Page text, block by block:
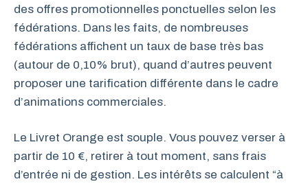
des offres promotionnelles ponctuelles selon les
fédérations. Dans les faits, de nombreuses
fédérations affichent un taux de base très bas
(autour de 0,10% brut), quand d’autres peuvent
proposer une tarification différente dans le cadre
d’animations commerciales.
Le Livret Orange est souple. Vous pouvez verser à
partir de 10 €, retirer à tout moment, sans frais
d’entrée ni de gestion. Les intérêts se calculent “à